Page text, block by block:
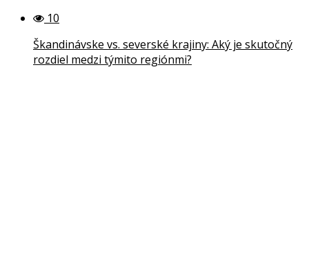
10
Škandinávske vs. severské krajiny: Aký je skutočný
rozdiel medzi týmito regiónmi?